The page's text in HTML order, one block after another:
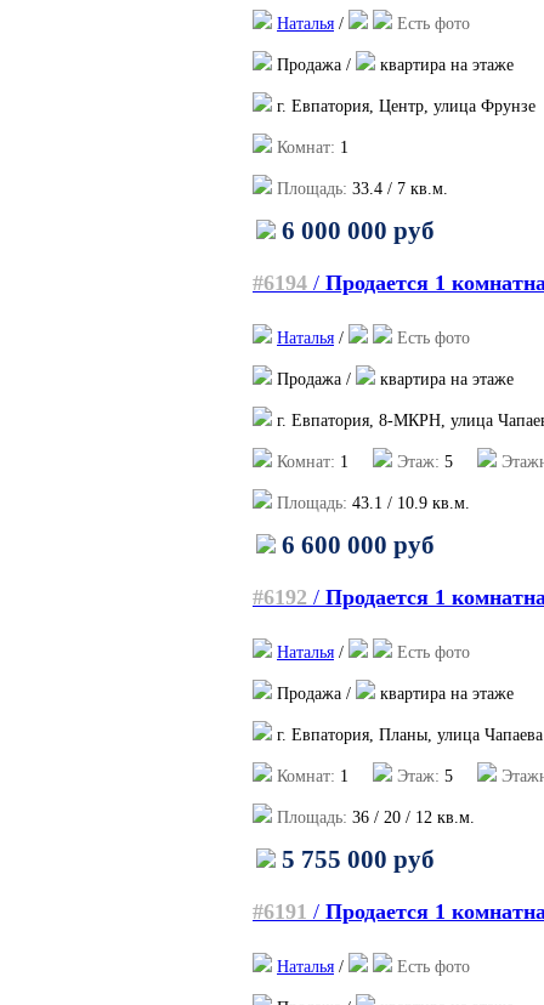
Наталья / Есть фото
Продажа / квартира на этаже
г. Евпатория, Центр, улица Фрунзе
Комнат: 1
Площадь: 33.4 / 7 кв.м.
6 000 000 руб
#6194 / Продается 1
Наталья / Есть фото
Продажа / квартира на этаже
г. Евпатория, 8-МКРН, улица
Комнат: 1 Этаж: 5
Площадь: 43.1 / 10.9 кв.м.
6 600 000 руб
#6192 / Продается 1
Наталья / Есть фото
Продажа / квартира на этаже
г. Евпатория, Планы, улица Чапаева
Комнат: 1 Этаж: 5
Площадь: 36 / 20 / 12 кв.м.
5 755 000 руб
#6191 / Продается 1
Наталья / Есть фото